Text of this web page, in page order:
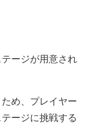
ージが用意され
め、プレイヤー
ージに挑戦する